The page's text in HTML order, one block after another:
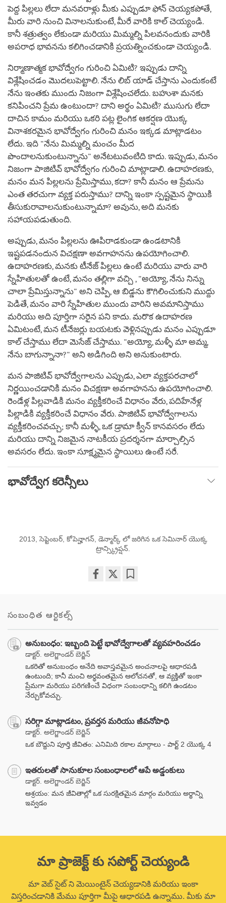
పెద్ద పిల్లలు లేదా మనవరాళ్లు మీకు ఎప్పుడూ ఫోన్ చెయ్యకపోతే,
మీరు వారి నుంచి వినాలనుకుంటే, మీరే వారికి కాల్ చెయ్యండి.
కానీ శత్రుత్వం లేకుండా మరియు మిమ్మల్ని పిలవనందుకు వారికి
అపరాధ భావనను కలిగించడానికి ప్రయత్నించకుండా చెయ్యండి.
నిర్మాణాత్మక భావోద్వేగం గురించి ఏమిటి? ఇప్పుడు దాన్ని
విశ్లేషించడం మొదలుపెట్టాలి. నేను లిబ్ యాడ్ చేస్తాను ఎందుకంటే
నేను ఇంతకు ముందు నిజంగా విశ్లేషించలేదు. బహుశా మనకు
కనిపించని ప్రేమ ఉంటుందా? దాని అర్థం ఏమిటి? ముసుగు లేదా
దాచిన కామం మరియు ఒకరి పట్ల లైంగిక ఆకర్షణ యొక్క
వినాశకరమైన భావోద్వేగం గురించి మనం ఇక్కడ మాట్లాడటం
లేదు. ఇది "నేను మిమ్మల్ని మంచం మీద
పొందాలనుకుంటున్నాను" అనేటటువంటిది కాదు. ఇప్పుడు, మనం
నిజంగా పాజిటివ్ భావోద్వేగం గురించి మాట్లాడాలి. ఉదాహరణకు,
మనం మన పిల్లలను ప్రేమిస్తాము, కదా? కానీ మనం ఆ ప్రేమను
ఎంత తరచుగా వ్యక్త పరుస్తాము? దాన్ని ఇంకా స్పష్టమైన స్థాయికి
తీసుకురావాలనుకుంటున్నామా? అవును, అది మనకు
సహాయపడుతుంది.
అప్పుడు, మనం పిల్లలను ఊపిరాడకుండా ఉండటానికి
ఇష్టపడనందున విచక్షణా అవగాహనను ఉపయోగించాలి.
ఉదాహరణకు, మనకు టీనేజ్ పిల్లలు ఉంటే మరియు వారు వారి
స్నేహితులతో ఉంటే, మనం తల్లిగా వచ్చి , "అయ్యో, నేను నిన్ను
చాలా ప్రేమిస్తున్నాను" అని చెప్పి, ఆ బిడ్డను కౌగిలించుకుని ముద్దు
పెడితే, మనం వారి స్నేహితుల ముందు వారిని అవమానిస్తాము
మరియు అది పూర్తిగా సరైన పని కాదు. మరొక ఉదాహరణ
ఏమిటంటే, మన టీనేజర్లు బయటకు వెళ్లినప్పుడు మనం ఎప్పుడూ
కాల్ చేస్తాము లేదా మెసేజ్ చేస్తాము. "అయ్యో, మళ్ళీ మా అమ్మ,
నేను బాగున్నానా?" అని అడిగింది అని అనుకుంటారు.
మన పాజిటివ్ భావోద్వేగాలను ఎప్పుడు, ఎలా వ్యక్తపరచాలో
నిర్ణయించడానికి మనం విచక్షణా అవగాహనను ఉపయోగించాలి.
రెండేళ్ల పిల్లవాడికి మనం వ్యక్తీకరించే విధానం వేరు, పదిహేనేళ్ల
పిల్లాడికి వ్యక్తీకరించే విధానం వేరు. పాజిటివ్ భావోద్వేగాలను
వ్యక్తీకరించవచ్చు; కానీ మళ్ళీ, ఒక డ్రామా క్వీన్ కానవసరం లేదు
మరియు దాన్ని నిజమైన నాటకీయ ప్రదర్శనగా మార్చాల్సిన
అవసరం లేదు. ఇంకా సూక్ష్మమైన స్థాయిలు ఉంటే సరే.
భావోద్వేగ కరెన్సీలు
2013, సెప్టెంబర్, కోపెన్హాగన్, డెన్మార్క్ లో జరిగిన ఒక సెమినార్ యొక్క
ట్రాన్స్క్రిప్షన్.
సంబంధిత ఆర్టికల్స్
అనుబంధం: ఇబ్బంది పెట్టే భావోద్వేగాలతో వ్యవహరించడం
డాక్టర్. అలెగ్జాండర్ బెర్జిన్
ఒకరితో అనుబంధం అనేది అవాస్తవమైన అంచనాలపై ఆధారపడి
ఉంటుంది; కానీ మంచి అర్థవంతమైన ఆలోచనతో, ఆ వ్యక్తితో ఇంకా
ప్రేమగా మరియు పరిగణించే విధంగా సంబంధాన్ని కలిగి ఉండటం
నేర్చుకోవచ్చు.
సరిగ్గా మాట్లాడటం, ప్రవర్తన మరియు జీవనోపాధి
డాక్టర్. అలెగ్జాండర్ బెర్జిన్
ఒక బౌద్దుని పూర్తి జీవితం: ఎనిమిది రకాల మార్గాలు - పార్ట్ 2 యొక్క 4
ఇతరులతో సానుకూల సంబంధాలలో ఆపే అడ్డంకులు
డాక్టర్. అలెగ్జాండర్ బెర్జిన్
ఆశ్రయం: మన జీవితాల్లో ఒక సురక్షితమైన మార్గం మరియు అర్థాన్ని
ఇవ్వడం
మా ప్రాజెక్ట్ కు సపోర్ట్ చెయ్యండి
మా వెబ్ సైట్ ని మెయింటైన్ చెయ్యడానికి మరియు ఇంకా
విస్తరించడానికి మేము పూర్తిగా మీపై ఆధారపడి ఉన్నాము. మీకు మా